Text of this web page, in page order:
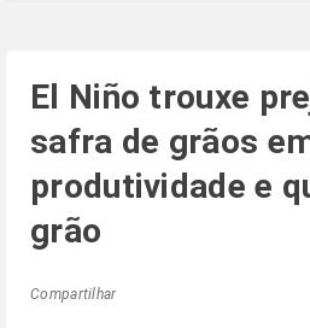
El Niño trouxe
safra de grãos
produtividade e
grão
Compartilhar